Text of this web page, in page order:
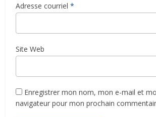
Adresse courriel *
Site Web
Enregistrer mon nom, mon e-mail et
navigateur pour mon prochain